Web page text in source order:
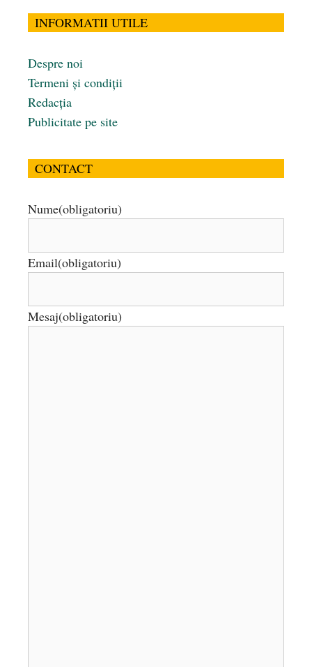
INFORMATII UTILE
Despre noi
Termeni și condiții
Redacția
Publicitate pe site
CONTACT
Nume(obligatoriu)
Email(obligatoriu)
Mesaj(obligatoriu)